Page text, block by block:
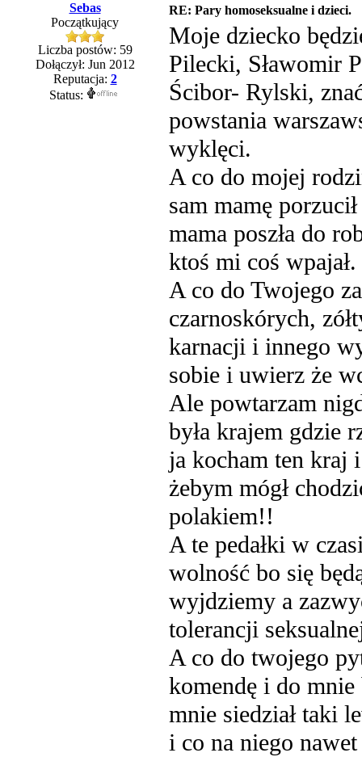
Sebas
Początkujący
Liczba postów: 59
Dołączył: Jun 2012
Reputacja: 2
Status:
RE: Pary homoseksualne i dzieci.
Moje dziecko
Pilecki, Sławomir
Ścibor- Rylski,
powstania
wyklęci.
A co do mojej
sam mamę
mama poszła do
ktoś mi coś wpajał.
A co do Twojego
czarnoskórych,
karnacji i innego
sobie i uwierz że
Ale powtarzam
była krajem gdzie
ja kocham ten kraj
żebym mógł
polakiem!!
A te pedałki w
wolność bo się
wyjdziemy a
tolerancji
A co do twojego
komendę i do
mnie siedział taki
i co na niego